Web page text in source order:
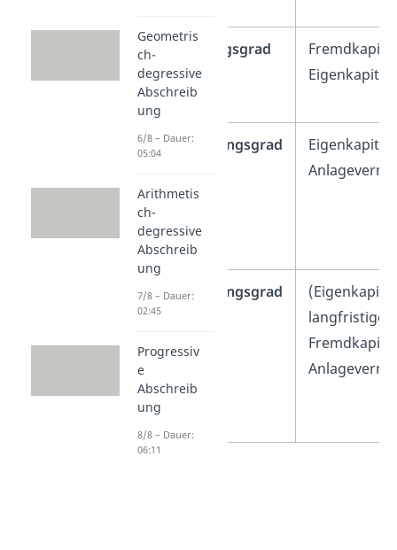
Verschuldungsgrad
Eigenkapital
Anlagedeckungsgrad
Eigenkapital
Anlagedeckungsgrad
II
langfristiges
Geometris
ch-
degressive
Abschreib
ung
6/8 – Dauer:
05:04
Arithmetis
ch-
degressive
Abschreib
ung
7/8 – Dauer:
02:45
Progressiv
e
Abschreib
ung
8/8 – Dauer:
06:11